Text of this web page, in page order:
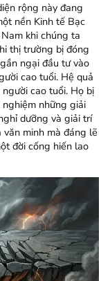
rộng này đang
nền Kinh tế Bạc
khi chúng ta
thị trường bị đóng
ngại đầu tư vào
cao tuổi. Hệ quả
cao tuổi. Họ bị
những giải
dưỡng và giải trí
minh mà đáng lẽ
đời cống hiến lao